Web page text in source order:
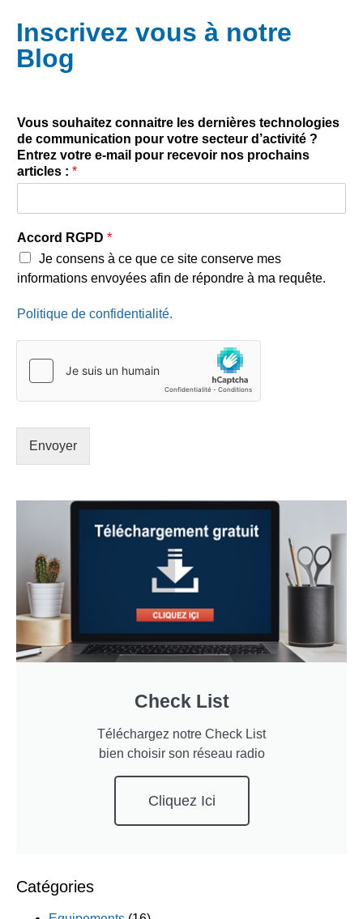
Inscrivez vous à notre
Blog
Vous souhaitez connaitre les dernières technologies
de communication pour votre secteur d’activité ?
Entrez votre e-mail pour recevoir nos prochains
articles : *
Accord RGPD *
Je consens à ce que ce site conserve mes
informations envoyées afin de répondre à ma requête.
Politique de confidentialité.
Envoyer
Check List
Téléchargez notre Check List
bien choisir son réseau radio
Cliquez Ici
Catégories